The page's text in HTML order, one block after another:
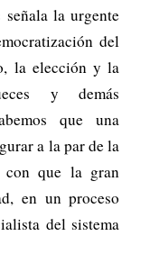
la urgente
del
la elección y la
y demás
que una
a la par de la
con que la gran
en un proceso
del sistema